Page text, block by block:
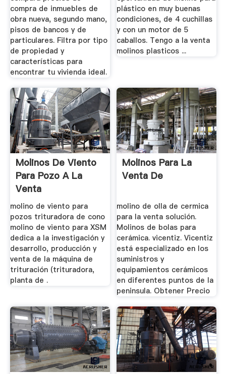
compra de inmuebles de
obra nueva, segundo mano,
pisos de bancos y de
particulares. Filtra por tipo
de propiedad y
características para
encontrar tu vivienda ideal.
plástico en muy buenas
condiciones, de 4 cuchillas
y con un motor de 5
caballos. Tengo a la venta
molinos plasticos ...
Molinos De Viento
Para Pozo A La
Venta
molino de viento para
pozos trituradora de cono
molino de viento para XSM
dedica a la investigación y
desarrollo, producción y
venta de la máquina de
trituración (trituradora,
planta de .
Molinos Para La
Venta De
molino de olla de cermica
para la venta solución.
Molinos de bolas para
cerámica. vicentiz. Vicentiz
está especializado en los
suministros y
equipamientos cerámicos
en diferentes puntos de la
peninsula. Obtener Precio